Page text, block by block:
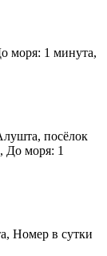
моря: 1 минута,
посёлок
До моря: 1
Номер в сутки